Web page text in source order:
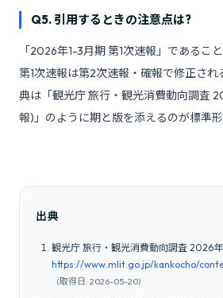
Q5. 引用するときの注意点は?
「2026年1-3月期 第1次速報」であるこ
第1次速報は第2次速報・確報で修正され
典は「観光庁 旅行・観光消費動向調査
報)」のように期と版を添えるのが標準形
出典
観光庁 旅行・観光消費動向調査 2026
https://www.mlit.go.jp/kankocho/
(取得日: 2026-05-20)